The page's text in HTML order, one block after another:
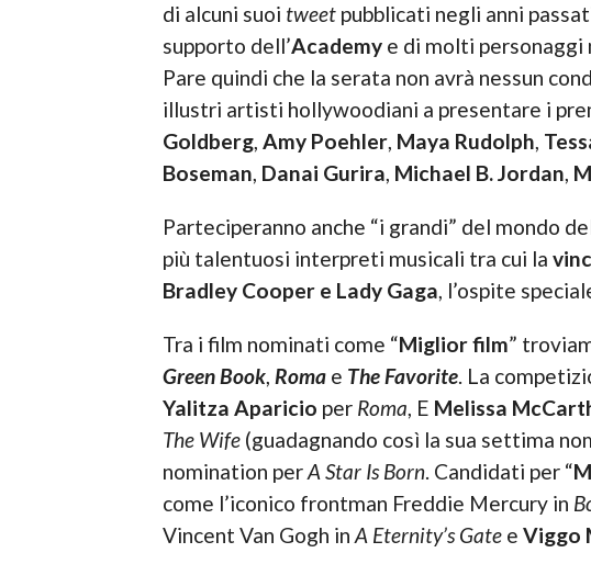
di alcuni suoi tweetpubblicati negli anni
supporto dell’Academye di molti personaggi
Pare quindi che la serata non avrà nessun
illustri artisti hollywoodiani a presentare i
Goldberg, Amy Poehler, Maya Rudolph,
Boseman, Danai Gurira, Michael B. Jordan,
Parteciperanno anche “i grandi” del mondo
più talentuosi interpreti musicali tra cui la
Bradley Cooper e Lady Gaga, l’ospite
Tra i film nominati come “Miglior film”
Green Book, Roma e The Favorite. La
Yalitza Aparicio per Roma, E Melissa
The Wife(guadagnando così la sua settima
nomination perA Star Is Born. Candidati per “
come l’iconico frontman Freddie Mercury in
Vincent Van Gogh in A Eternity’s Gatee Viggo